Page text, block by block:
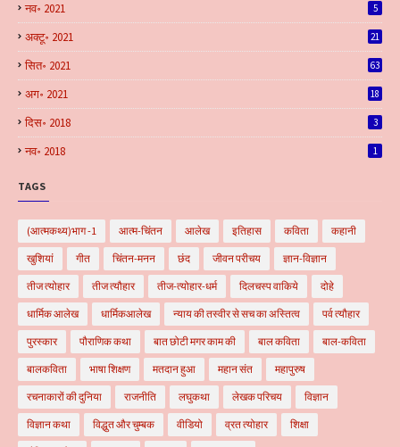
नव॰ 2021 5
अक्टू॰ 2021 21
सित॰ 2021 63
अग॰ 2021 18
दिस॰ 2018 3
नव॰ 2018 1
TAGS
(आत्मकथ्य)भाग -1 आत्म-चिंतन आलेख इतिहास कविता कहानी
खुशियां गीत चिंतन-मनन छंद जीवन परीचय ज्ञान-विज्ञान
तीज त्योहार तीज त्यौहार तीज-त्योहार-धर्म दिलचस्प वाकिये दोहे
धार्मिक आलेख धार्मिकआलेख न्याय की तस्वीर से सच का अस्तित्व पर्व त्यौहार
पुरस्कार पौराणिक कथा बात छोटी मगर काम की बाल कविता बाल-कविता
बालकविता भाषा शिक्षण मतदान हुआ महान संत महापुरुष
रचनाकारों की दुनिया राजनीति लघुकथा लेखक परिचय विज्ञान
विज्ञान कथा विद्धुत और चुम्बक वीडियो व्रत त्योहार शिक्षा